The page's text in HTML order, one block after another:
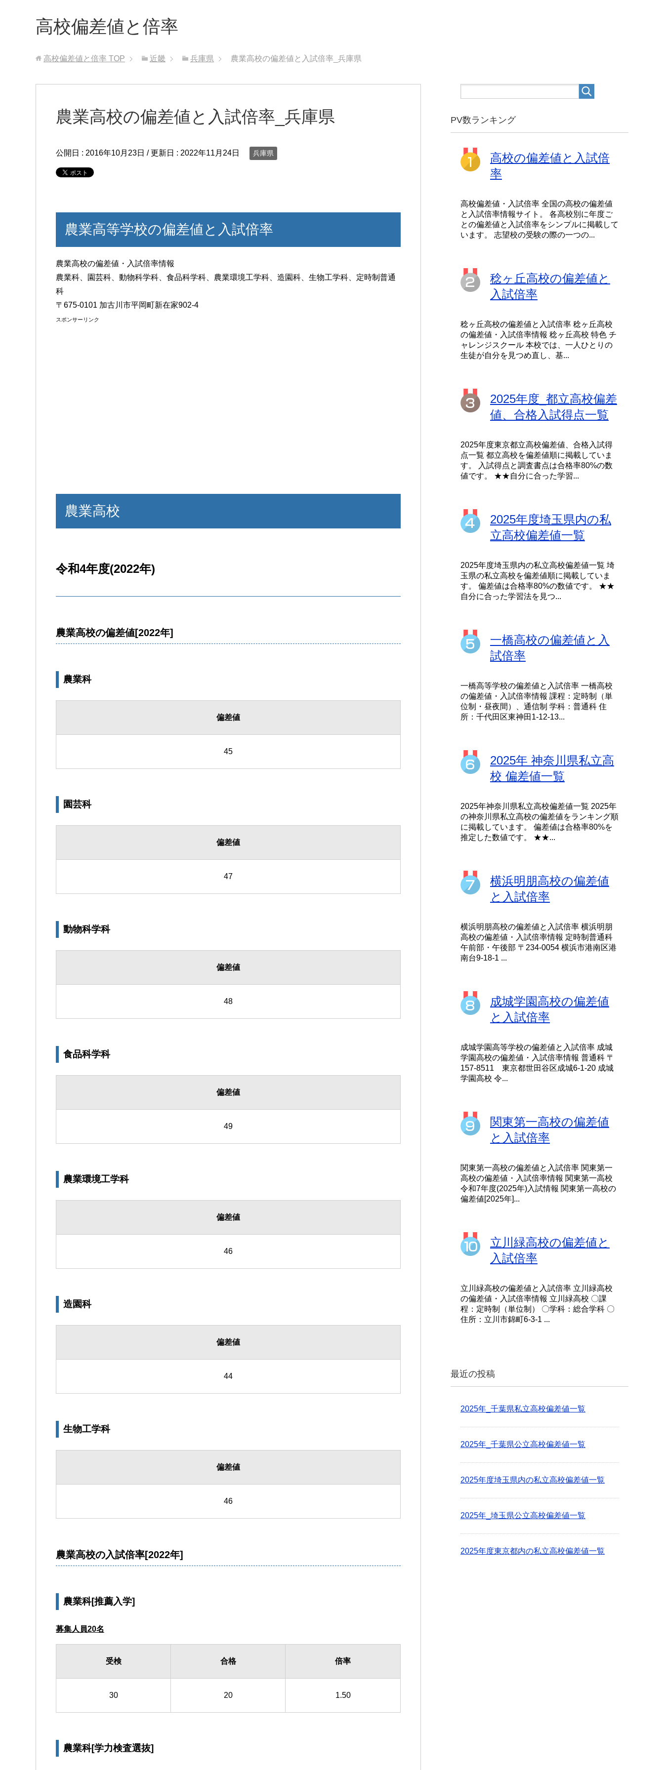
高校偏差値と倍率
高校偏差値と倍率 TOP 近畿 兵庫県 農業高校の偏差値と入試倍率_兵庫県
農業高校の偏差値と入試倍率_兵庫県
公開日 : 2016年10月23日 / 更新日 : 2022年11月24日 兵庫県
農業高等学校の偏差値と入試倍率
農業高校の偏差値・入試倍率情報
農業科、園芸科、動物科学科、食品科学科、農業環境工学科、造園科、生物工学科、定時制普通
科
〒675-0101 加古川市平岡町新在家902-4
スポンサーリンク
農業高校
令和4年度(2022年)
農業高校の偏差値[2022年]
農業科
偏差値
45
園芸科
偏差値
47
動物科学科
偏差値
48
食品科学科
偏差値
49
農業環境工学科
偏差値
46
造園科
偏差値
44
生物工学科
偏差値
46
農業高校の入試倍率[2022年]
農業科[推薦入学]
募集人員20名
受検 合格 倍率
30 20 1.50
農業科[学力検査選抜]
PV数ランキング
高校の偏差値と入試倍
率
高校偏差値・入試倍率 全国の高校の偏差値
と入試倍率情報サイト。 各高校別に年度ご
との偏差値と入試倍率をシンプルに掲載して
います。 志望校の受験の際の一つの...
稔ヶ丘高校の偏差値と
入試倍率
稔ヶ丘高校の偏差値と入試倍率 稔ヶ丘高校
の偏差値・入試倍率情報 稔ヶ丘高校 特色 チ
ャレンジスクール 本校では、一人ひとりの
生徒が自分を見つめ直し、基...
2025年度_都立高校偏差
値、合格入試得点一覧
2025年度東京都立高校偏差値、合格入試得
点一覧 都立高校を偏差値順に掲載していま
す。 入試得点と調査書点は合格率80%の数
値です。 ★★自分に合った学習...
2025年度埼玉県内の私
立高校偏差値一覧
2025年度埼玉県内の私立高校偏差値一覧 埼
玉県の私立高校を偏差値順に掲載していま
す。 偏差値は合格率80%の数値です。 ★★
自分に合った学習法を見つ...
一橋高校の偏差値と入
試倍率
一橋高等学校の偏差値と入試倍率 一橋高校
の偏差値・入試倍率情報 課程：定時制（単
位制・昼夜間）、通信制 学科：普通科 住
所：千代田区東神田1-12-13...
2025年 神奈川県私立高
校 偏差値一覧
2025年神奈川県私立高校偏差値一覧 2025年
の神奈川県私立高校の偏差値をランキング順
に掲載しています。 偏差値は合格率80%を
推定した数値です。 ★★...
横浜明朋高校の偏差値
と入試倍率
横浜明朋高校の偏差値と入試倍率 横浜明朋
高校の偏差値・入試倍率情報 定時制普通科
午前部・午後部 〒234-0054 横浜市港南区港
南台9-18-1 ...
成城学園高校の偏差値
と入試倍率
成城学園高等学校の偏差値と入試倍率 成城
学園高校の偏差値・入試倍率情報 普通科 〒
157-8511 東京都世田谷区成城6-1-20 成城
学園高校 令...
関東第一高校の偏差値
と入試倍率
関東第一高校の偏差値と入試倍率 関東第一
高校の偏差値・入試倍率情報 関東第一高校
令和7年度(2025年)入試情報 関東第一高校の
偏差値[2025年]...
立川緑高校の偏差値と
入試倍率
立川緑高校の偏差値と入試倍率 立川緑高校
の偏差値・入試倍率情報 立川緑高校 〇課
程：定時制（単位制） 〇学科：総合学科 〇
住所：立川市錦町6-3-1 ...
最近の投稿
2025年_千葉県私立高校偏差値一覧
2025年_千葉県公立高校偏差値一覧
2025年度埼玉県内の私立高校偏差値一覧
2025年_埼玉県公立高校偏差値一覧
2025年度東京都内の私立高校偏差値一覧